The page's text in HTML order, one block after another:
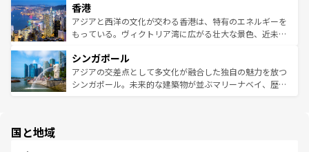
とつ。フォーやバインミー、ベトナムコーヒーなどは、ぜ
ひ現地で味わいたい。どの地域を訪れてもあたたかい人々
が旅行者を迎えてくれるので、きっと忘れられない旅にな
参照してほしい。
の活気が交差している。北部ではチェンマイなどの山岳地
帯で自然と触れ合い、南部ではプーケットやクラビの美し
いビーチでリゾート気分を楽しむことができる。タイ料理
激する。気候は一年中温暖で、どの季節にも異なる楽しみ
が待っている。親しみやすいタイの人々、仏教を中心とし
た文化、そして多様な観光資源が、訪れる旅人を魅了し続
香港
アジアと西洋の文化が交わる香港は、特有のエネルギーを
もっている。ヴィクトリア湾に広がる壮大な景色、近未来
み、どこを訪れても感動するはず。観光スポットが密集し
ており、効率よく見どころを回れるのも魅力。息をのむよ
うな絶景から文化的な体験まで、香港を存分に楽しみ尽く
シンガポール
アジアの交差点として多文化が融合した独自の魅力を放つ
シンガポール。未来的な建築物が並ぶマリーナベイ、歴史
国と地域